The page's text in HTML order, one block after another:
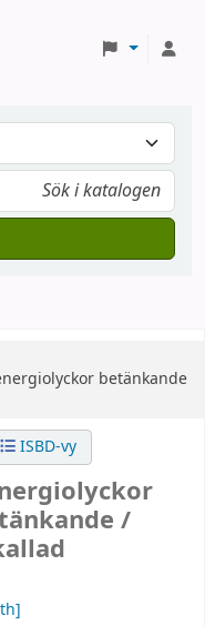
betänkande
ISBD-vy
/